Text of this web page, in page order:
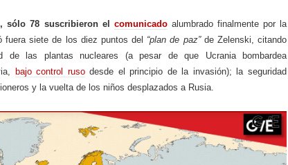
sólo 78 suscribieron el comunicadoalumbrado finalmente por la
fuera siete de los diez puntos del “plan de paz”de Zelenski, citando
de las plantas nucleares (a pesar de que Ucrania bombardea
bajo control rusodesde el principio de la invasión); la seguridad
y la vuelta de los niños desplazados a Rusia.